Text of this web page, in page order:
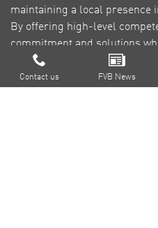
About FVB
Contact us FVB News
maintaining a local presence
By offering high-level
commitment and solutions
green, our goal is to reduce
contribute to a sustainable